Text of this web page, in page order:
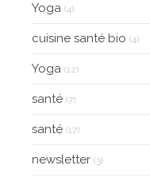
Yoga (4)
cuisine santé bio (4)
Yoga (12)
santé (7)
santé (17)
newsletter (3)